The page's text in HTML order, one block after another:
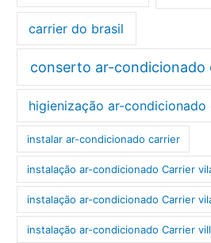
carrier do brasil
conserto ar-condicionado
higienização ar-condicionado
instalar ar-condicionado carrier
instalação ar-condicionado Carrier
instalação ar-condicionado Carrier
instalação ar-condicionado Carrier